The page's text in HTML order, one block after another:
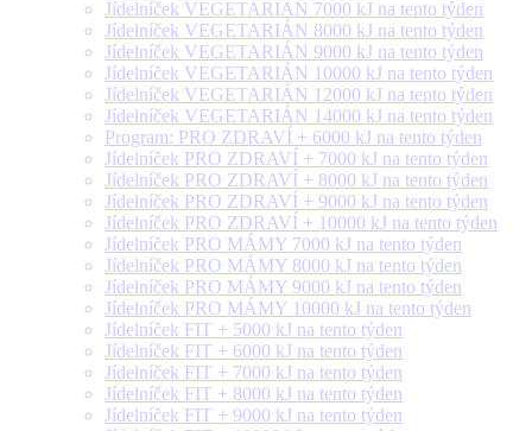
Jídelníček VEGETARIÁN 7000 kJ na tento týden
Jídelníček VEGETARIÁN 8000 kJ na tento týden
Jídelníček VEGETARIÁN 9000 kJ na tento týden
Jídelníček VEGETARIÁN 10000 kJ na tento týden
Jídelníček VEGETARIÁN 12000 kJ na tento týden
Jídelníček VEGETARIÁN 14000 kJ na tento týden
Program: PRO ZDRAVÍ + 6000 kJ na tento týden
Jídelníček PRO ZDRAVÍ + 7000 kJ na tento týden
Jídelníček PRO ZDRAVÍ + 8000 kJ na tento týden
Jídelníček PRO ZDRAVÍ + 9000 kJ na tento týden
Jídelníček PRO ZDRAVÍ + 10000 kJ na tento týden
Jídelníček PRO MÁMY 7000 kJ na tento týden
Jídelníček PRO MÁMY 8000 kJ na tento týden
Jídelníček PRO MÁMY 9000 kJ na tento týden
Jídelníček PRO MÁMY 10000 kJ na tento týden
Jídelníček FIT + 5000 kJ na tento týden
Jídelníček FIT + 6000 kJ na tento týden
Jídelníček FIT + 7000 kJ na tento týden
Jídelníček FIT + 8000 kJ na tento týden
Jídelníček FIT + 9000 kJ na tento týden